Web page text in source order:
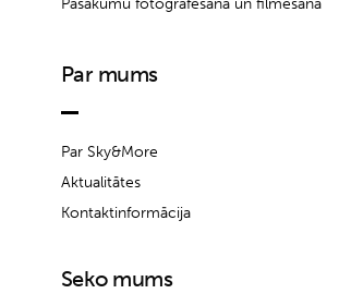
Par mums
Par Sky&More
Aktualitātes
Kontaktinformācija
Seko mums